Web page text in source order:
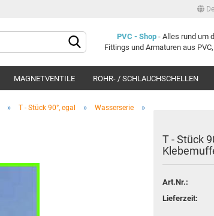
Lieferland PVC - Shop- Alles rund um
Fittings und Armaturen aus
MAGNETVENTILE ROHR- / SCHLAUCHSCHELLEN
» T - Stück 90°, egal » Wasserserie »
T - Stück
Art.Nr.:
Lieferzeit: